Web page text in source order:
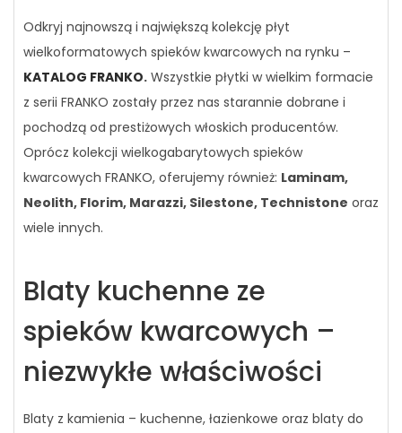
Odkryj najnowszą i największą kolekcję płyt
wielkoformatowych spieków kwarcowych na rynku –
KATALOG FRANKO. Wszystkie płytki w wielkim formacie
z serii FRANKO zostały przez nas starannie dobrane i
pochodzą od prestiżowych włoskich producentów.
Oprócz kolekcji wielkogabarytowych spieków
kwarcowych FRANKO, oferujemy również: Laminam,
Neolith, Florim, Marazzi, Silestone, Technistone oraz
wiele innych.
Blaty kuchenne ze
spieków kwarcowych –
niezwykłe właściwości
Blaty z kamienia – kuchenne, łazienkowe oraz blaty do